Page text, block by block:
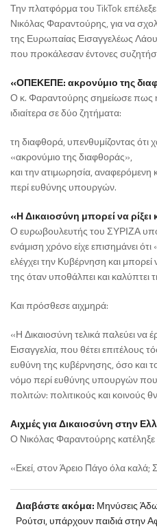
Την πλατφόρμα του TikTok
Νικόλας Φαραντούρης, για να
της Ευρωπαίας Εισαγγελέως
που προκάλεσαν έντονες
«ΟΠΕΚΕΠΕ: ακρονύμιο της
Ο κ. Φαραντούρης σημείωσε πως
ιδιαίτερα σε δύο ζητήματα:
τη διαφθορά, υπενθυμίζοντας
«ακρονύμιο της διαφθοράς»,
και την ατιμωρησία,
περί ευθύνης υπουργών.
«Η Δικαιοσύνη μπορεί να ρίξει
Ο ευρωβουλευτής του ΣΥΡΙΖΑ
ενάμιση χρόνο είχε επισημάνει
ελέγχει την Κυβέρνηση και
της όταν υποθάλπει και καλύπτει
Και πρόσθεσε αιχμηρά:
«Η Δικαιοσύνη τελικά παλεύει να
Εισαγγελία, που θέτει επιτέλους
ευθύνη της κυβέρνησης, όσο και
νόμο περί ευθύνης υπουργών που
πολιτών: πολιτικούς και κοινούς
Αιχμές για Δικαιοσύνη στην
Ο Νικόλας Φαραντούρης
«Εκεί, στον Άρειο Πάγο όλα
Διαβάστε ακόμα: Μηνύσεις
Ρούτσι, υπάρχουν παιδιά στην